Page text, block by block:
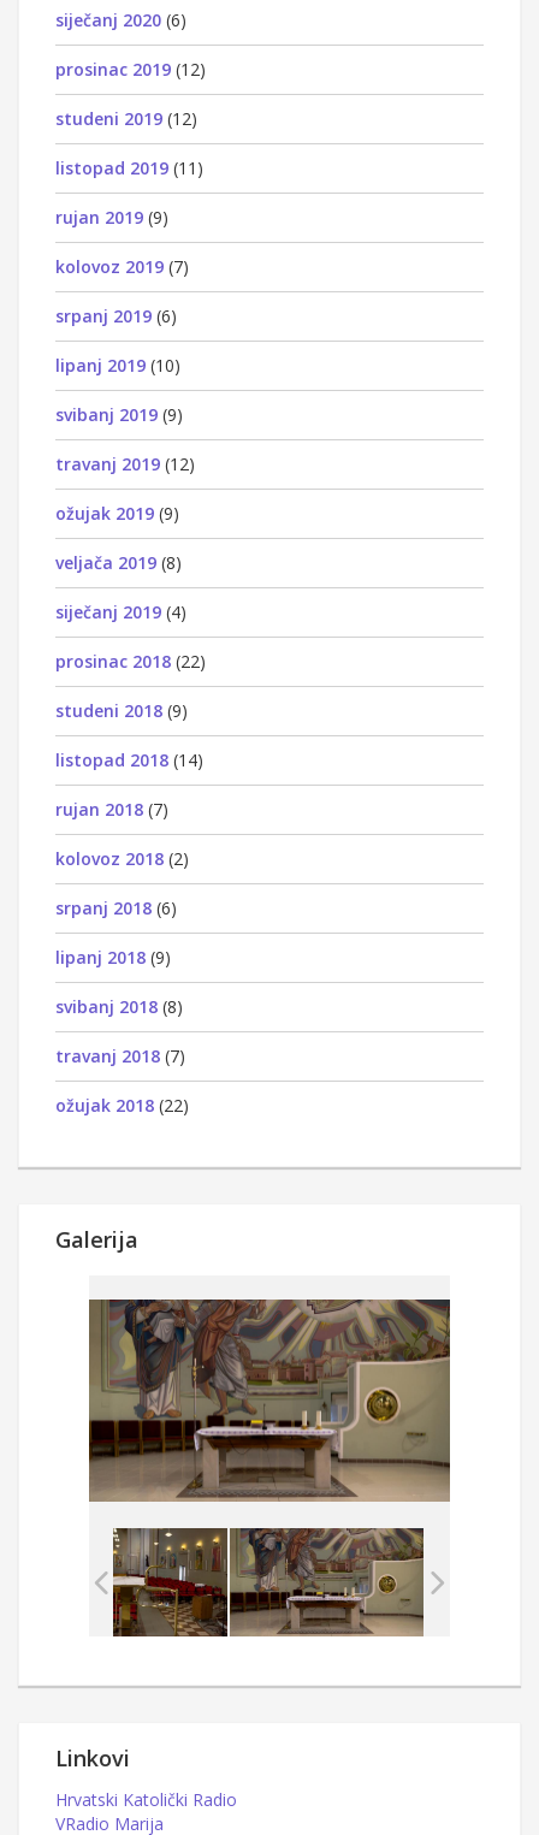
siječanj 2020 (6)
prosinac 2019 (12)
studeni 2019 (12)
listopad 2019 (11)
rujan 2019 (9)
kolovoz 2019 (7)
srpanj 2019 (6)
lipanj 2019 (10)
svibanj 2019 (9)
travanj 2019 (12)
ožujak 2019 (9)
veljača 2019 (8)
siječanj 2019 (4)
prosinac 2018 (22)
studeni 2018 (9)
listopad 2018 (14)
rujan 2018 (7)
kolovoz 2018 (2)
srpanj 2018 (6)
lipanj 2018 (9)
svibanj 2018 (8)
travanj 2018 (7)
ožujak 2018 (22)
Galerija
Linkovi
Hrvatski Katolički Radio
VRadio Marija